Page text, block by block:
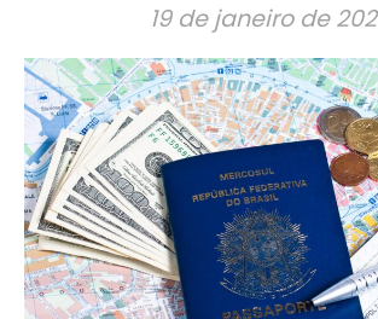
19 de janeiro de